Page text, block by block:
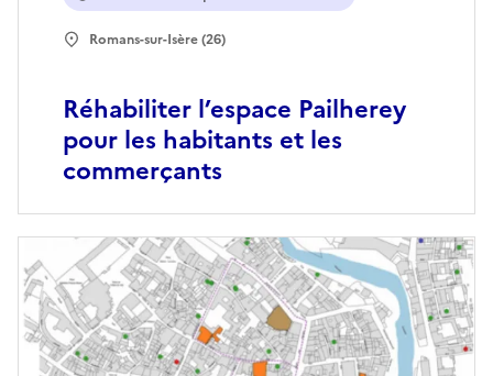
Réhabiliter l’espace Pailherey
pour les habitants et les
commerçants
Romans-sur-Isère (26)